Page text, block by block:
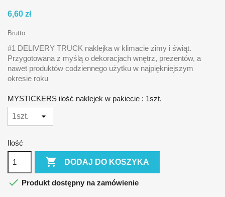
6,60 zł
Brutto
#1 DELIVERY TRUCK naklejka w klimacie zimy i świąt.
Przygotowana z myślą o dekoracjach wnętrz, prezentów, a
nawet produktów codziennego użytku w najpiękniejszym
okresie roku
MYSTICKERS ilość naklejek w pakiecie : 1szt.
Ilość
 DODAJ DO KOSZYKA
 Produkt dostępny na zamówienie